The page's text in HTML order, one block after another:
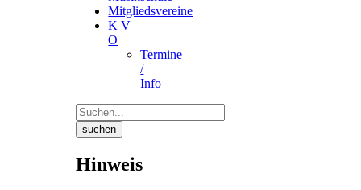
Mitgliedsvereine
K V
O
Termine
/
Info
suchen
Hinweis